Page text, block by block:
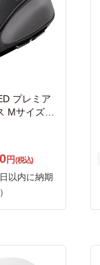
プレミア
Mサイズ
円(税込)
以内に納期